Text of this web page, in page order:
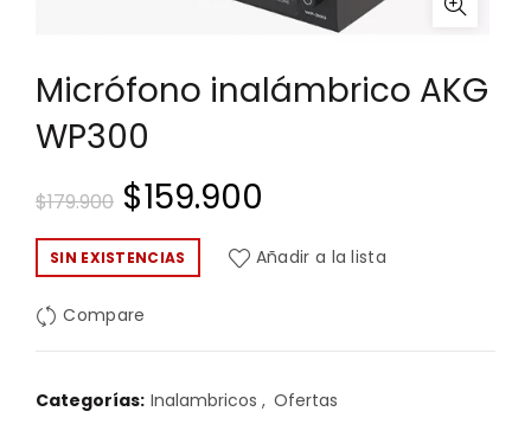
Micrófono inalámbrico AKG
WP300
$179.900 El
precio
original
$179.900.
$159.900
precio
$159.900.
SIN EXISTENCIAS Añadir a la lista
Compare
Categorías: Inalambricos , Ofertas